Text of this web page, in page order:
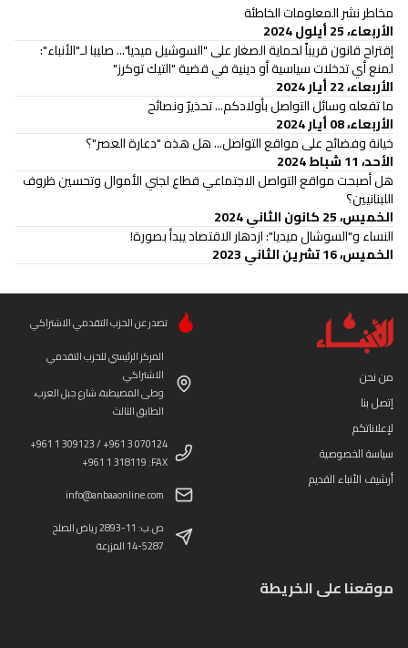
مخاطر نشر المعلومات الخاطئة
الأربعاء، 25 أيلول 2024
إقتراح قانون قريباً لحماية الصغار على "السوشيل ميديا"... صليبا لـ"الأنباء":
لمنع أي تدخلات سياسية أو دينية في قضية "التيك توكرز"
الأربعاء، 22 أيار 2024
ما تفعله وسائل التواصل بأولادكم... تحذيرٌ ونصائح
الأربعاء، 08 أيار 2024
خيانة وفضائح على مواقع التواصل... هل هذه "دعارة العصر"؟
الأحد، 11 شباط 2024
هل أصبحت مواقع التواصل الاجتماعي قطاع لجني الأموال وتحسين ظروف
اللبنانيين؟
الخميس، 25 كانون الثاني 2024
النساء و"السوشال ميديا": ازدهار الاقتصاد يبدأ بصورة!
الخميس، 16 تشرين الثاني 2023
من نحن
إتصل بنا
لإعلاناتكم
سياسة الخصوصية
أرشيف الأنباء القديم
تصدر عن الحزب التقدمي الاشتراكي
المركز الرئيسي للحزب التقدمي
الاشتراكي
وطى المصيطبة، شارع جبل العرب،
الطابق الثالث
+961 1 309123 / +961 3 070124
+961 1 318119 :FAX
info@anbaaonline.com
ص.ب: 11-2893 رياض الصلح
14-5287 المزرعة
موقعنا على الخريطة